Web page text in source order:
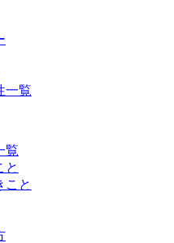
一覧
覧
と
こと